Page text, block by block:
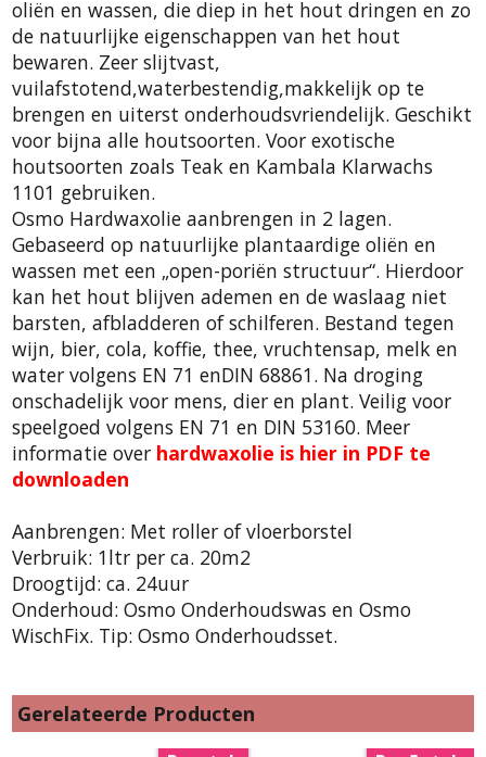
oliën en wassen, die diep in het hout dringen en zo
de natuurlijke eigenschappen van het hout
bewaren. Zeer slijtvast,
vuilafstotend,waterbestendig,makkelijk op te
brengen en uiterst onderhoudsvriendelijk. Geschikt
voor bijna alle houtsoorten. Voor exotische
houtsoorten zoals Teak en Kambala Klarwachs
1101 gebruiken.
Osmo Hardwaxolie aanbrengen in 2 lagen.
Gebaseerd op natuurlijke plantaardige oliën en
wassen met een „open-poriën structuur“. Hierdoor
kan het hout blijven ademen en de waslaag niet
barsten, afbladderen of schilferen. Bestand tegen
wijn, bier, cola, koffie, thee, vruchtensap, melk en
water volgens EN 71 enDIN 68861. Na droging
onschadelijk voor mens, dier en plant. Veilig voor
speelgoed volgens EN 71 en DIN 53160. Meer
informatie over hardwaxolie is hier in PDF te
downloaden
Aanbrengen: Met roller of vloerborstel
Verbruik: 1ltr per ca. 20m2
Droogtijd: ca. 24uur
Onderhoud: Osmo Onderhoudswas en Osmo
WischFix. Tip: Osmo Onderhoudsset.
Gerelateerde Producten